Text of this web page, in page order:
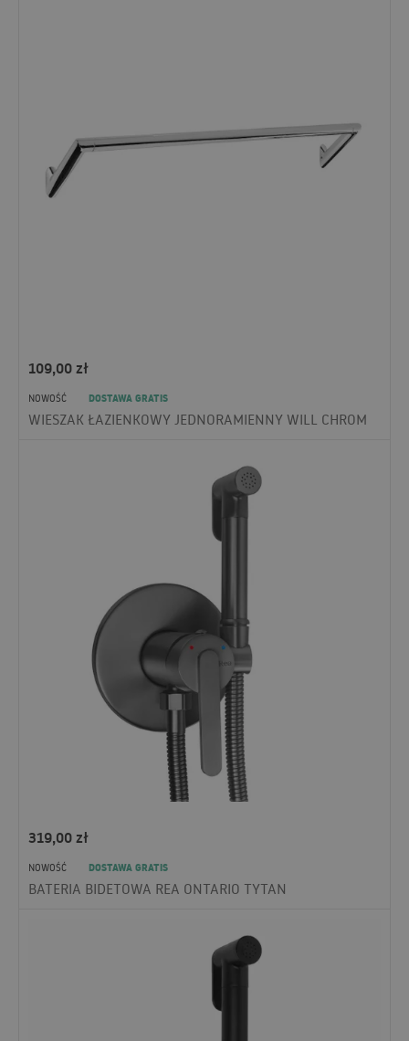
109,00zł
NOWOŚĆ
DOSTAWA GRATIS
WIESZAK ŁAZIENKOWY JEDNORAMIENNY WILL CHROM
319,00zł
NOWOŚĆ
DOSTAWA GRATIS
BATERIA BIDETOWA REA ONTARIO TYTAN